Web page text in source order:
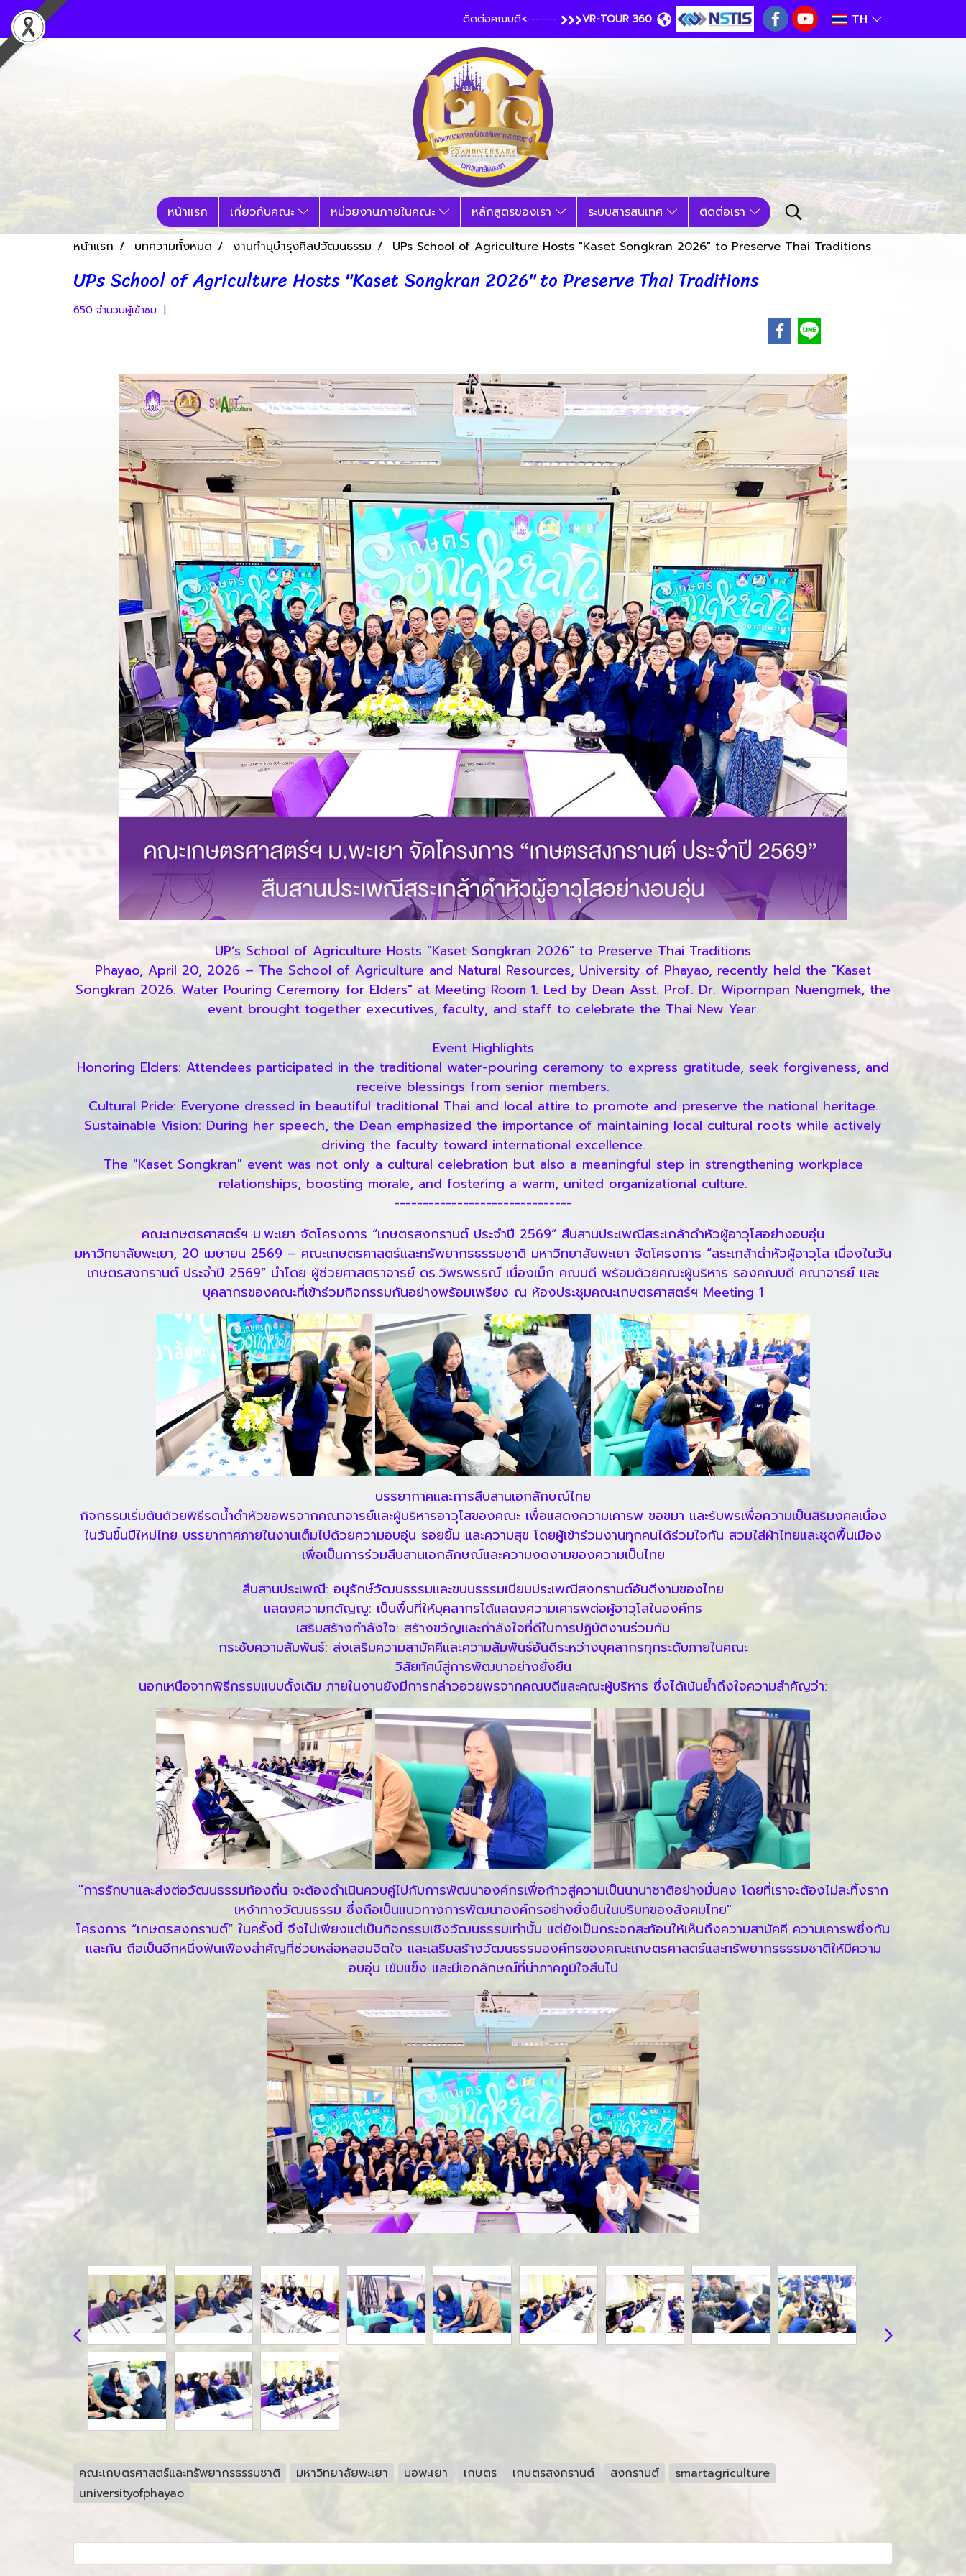
ติดต่อคณบดี<------- VR-TOUR 360 TH
หน้าแรก เกี่ยวกับคณะ หน่วยงานภายในคณะ หลักสูตรของเรา ระบบสารสนเทศ
ติดต่อเรา
หน้าแรก
บทความทั้งหมด งานทำนุบำรุงศิลปวัฒนธรรม UPs School of Agriculture Hosts "Kaset Songkran 2026" to Preserve Thai Traditions
UPs School of Agriculture Hosts "Kaset Songkran 2026" to Preserve Thai Traditions
650 จำนวนผู้เข้าชม |
UP’s School of Agriculture Hosts "Kaset Songkran 2026" to Preserve Thai Traditions
Phayao, April 20, 2026 – The School of Agriculture and Natural Resources, University of Phayao, recently held the "Kaset
Songkran 2026: Water Pouring Ceremony for Elders" at Meeting Room 1. Led by Dean Asst. Prof. Dr. Wipornpan Nuengmek, the
event brought together executives, faculty, and staff to celebrate the Thai New Year.
Event Highlights
Honoring Elders: Attendees participated in the traditional water-pouring ceremony to express gratitude, seek forgiveness, and
receive blessings from senior members.
Cultural Pride: Everyone dressed in beautiful traditional Thai and local attire to promote and preserve the national heritage.
Sustainable Vision: During her speech, the Dean emphasized the importance of maintaining local cultural roots while actively
driving the faculty toward international excellence.
The "Kaset Songkran" event was not only a cultural celebration but also a meaningful step in strengthening workplace
relationships, boosting morale, and fostering a warm, united organizational culture.
-------------------------------
คณะเกษตรศาสตร์ฯ ม.พะเยา จัดโครงการ “เกษตรสงกรานต์ ประจำปี 2569” สืบสานประเพณีสระเกล้าดำหัวผู้อาวุโสอย่างอบอุ่น
มหาวิทยาลัยพะเยา, 20 เมษายน 2569 – คณะเกษตรศาสตร์และทรัพยากรธรรมชาติ มหาวิทยาลัยพะเยา จัดโครงการ “สระเกล้าดำหัวผู้อาวุโส เนื่องในวัน
เกษตรสงกรานต์ ประจำปี 2569” นำโดย ผู้ช่วยศาสตราจารย์ ดร.วิพรพรรณ์ เนื่องเม็ก คณบดี พร้อมด้วยคณะผู้บริหาร รองคณบดี คณาจารย์ และ
บุคลากรของคณะที่เข้าร่วมกิจกรรมกันอย่างพร้อมเพรียง ณ ห้องประชุมคณะเกษตรศาสตร์ฯ Meeting 1
บรรยากาศและการสืบสานเอกลักษณ์ไทย
กิจกรรมเริ่มต้นด้วยพิธีรดน้ำดำหัวขอพรจากคณาจารย์และผู้บริหารอาวุโสของคณะ เพื่อแสดงความเคารพ ขอขมา และรับพรเพื่อความเป็นสิริมงคลเนื่อง
ในวันขึ้นปีใหม่ไทย บรรยากาศภายในงานเต็มไปด้วยความอบอุ่น รอยยิ้ม และความสุข โดยผู้เข้าร่วมงานทุกคนได้ร่วมใจกัน สวมใส่ผ้าไทยและชุดพื้นเมือง
เพื่อเป็นการร่วมสืบสานเอกลักษณ์และความงดงามของความเป็นไทย
สืบสานประเพณี: อนุรักษ์วัฒนธรรมและขนบธรรมเนียมประเพณีสงกรานต์อันดีงามของไทย
แสดงความกตัญญู: เป็นพื้นที่ให้บุคลากรได้แสดงความเคารพต่อผู้อาวุโสในองค์กร
เสริมสร้างกำลังใจ: สร้างขวัญและกำลังใจที่ดีในการปฏิบัติงานร่วมกัน
กระชับความสัมพันธ์: ส่งเสริมความสามัคคีและความสัมพันธ์อันดีระหว่างบุคลากรทุกระดับภายในคณะ
วิสัยทัศน์สู่การพัฒนาอย่างยั่งยืน
นอกเหนือจากพิธีกรรมแบบดั้งเดิม ภายในงานยังมีการกล่าวอวยพรจากคณบดีและคณะผู้บริหาร ซึ่งได้เน้นย้ำถึงใจความสำคัญว่า:
"การรักษาและส่งต่อวัฒนธรรมท้องถิ่น จะต้องดำเนินควบคู่ไปกับการพัฒนาองค์กรเพื่อก้าวสู่ความเป็นนานาชาติอย่างมั่นคง โดยที่เราจะต้องไม่ละทิ้งราก
เหง้าทางวัฒนธรรม ซึ่งถือเป็นแนวทางการพัฒนาองค์กรอย่างยั่งยืนในบริบทของสังคมไทย"
โครงการ “เกษตรสงกรานต์” ในครั้งนี้ จึงไม่เพียงแต่เป็นกิจกรรมเชิงวัฒนธรรมเท่านั้น แต่ยังเป็นกระจกสะท้อนให้เห็นถึงความสามัคคี ความเคารพซึ่งกัน
และกัน ถือเป็นอีกหนึ่งฟันเฟืองสำคัญที่ช่วยหล่อหลอมจิตใจ และเสริมสร้างวัฒนธรรมองค์กรของคณะเกษตรศาสตร์และทรัพยากรธรรมชาติให้มีความ
อบอุ่น เข้มแข็ง และมีเอกลักษณ์ที่น่าภาคภูมิใจสืบไป
คณะเกษตรศาสตร์และทรัพยากรธรรมชาติ มหาวิทยาลัยพะเยา มอพะเยา เกษตร เกษตรสงกรานต์ สงกรานต์
smartagriculture
universityofphayao